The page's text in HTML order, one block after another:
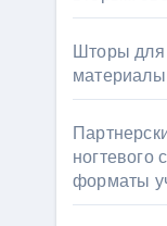
Шторы для
ногтевого
форматы